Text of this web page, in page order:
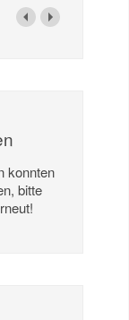
konnten
bitte